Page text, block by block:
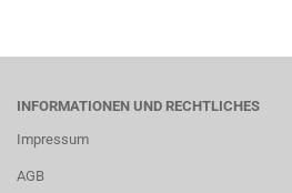
INFORMATIONEN UND RECHTLICHES
Impressum
AGB